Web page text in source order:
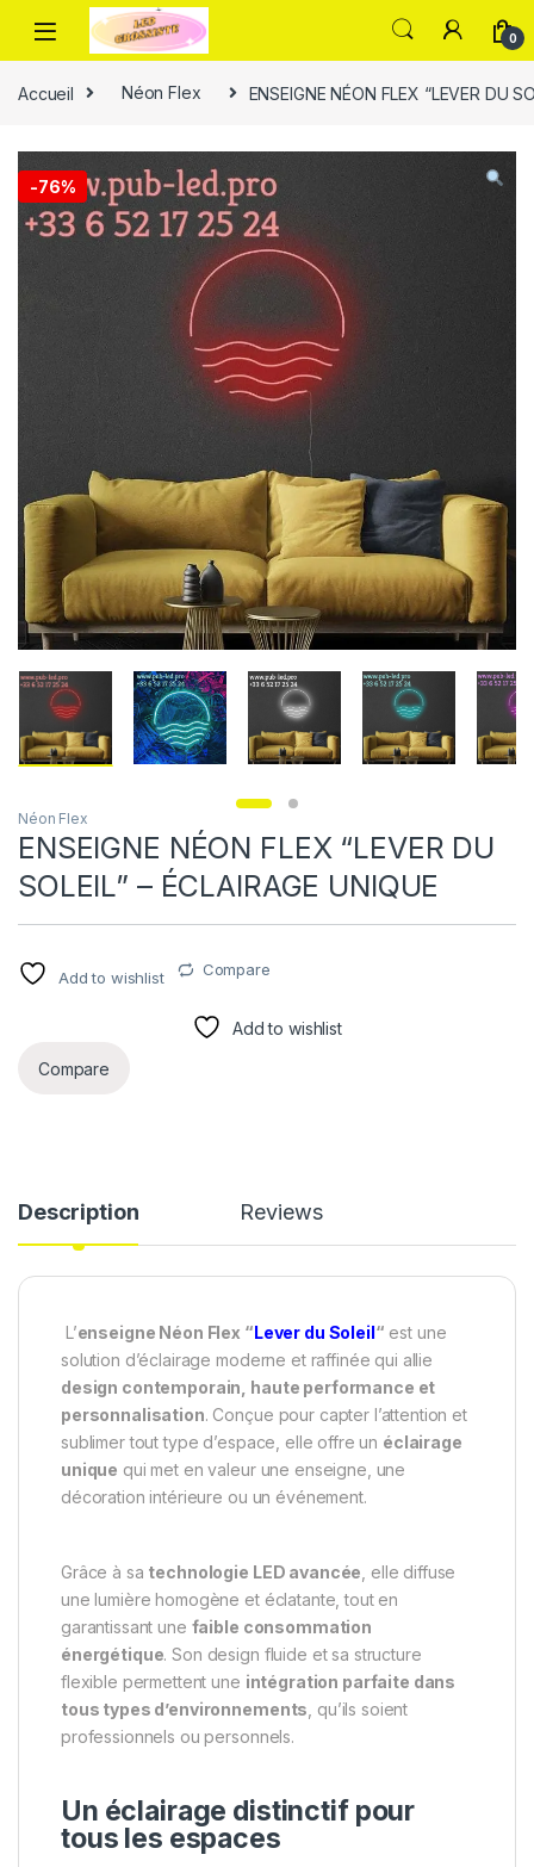
0
Accueil Néon Flex ENSEIGNE NÉON FLEX “LEVER DU
-76%
Néon Flex
ENSEIGNE NÉON FLEX “LEVER DU
SOLEIL” – ÉCLAIRAGE UNIQUE
Add to wishlist Compare
Add to wishlist
Compare
Description Reviews
L’enseigne Néon Flex “Lever du Soleil“ est une
solution d’éclairage moderne et raffinée qui allie
design contemporain, haute performance et
personnalisation. Conçue pour capter l’attention et
sublimer tout type d’espace, elle offre un éclairage
unique qui met en valeur une enseigne, une
décoration intérieure ou un événement.
Grâce à sa technologie LED avancée , elle diffuse
une lumière homogène et éclatante, tout en
garantissant une faible consommation
énergétique. Son design fluide et sa structure
flexible permettent une intégration parfaite dans
tous types d’environnements , qu’ils soient
professionnels ou personnels.
Un éclairage distinctif pour
tous les espaces